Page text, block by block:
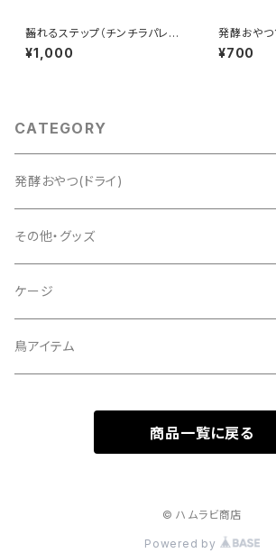
齧れるステップ（チンチラパレス
専用）
¥1,000
発酵おや
キャベパイ
¥700
CATEGORY
発酵おやつ(ドライ)
その他・グッズ
ケージ
鳥アイテム
商品一覧に戻る
© ハムラビ商店
Powered by